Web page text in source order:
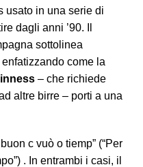
usato in una serie di
dagli anni ’90. Il
sottolinea
enfatizzando come la
– che richiede
altre birre – porti a una
c vuò o tiemp” (“Per
. In entrambi i casi, il